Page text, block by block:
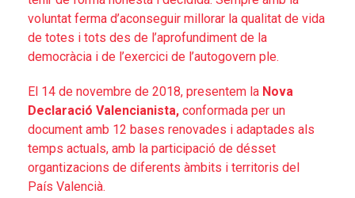
voluntat ferma d’aconseguir millorar la qualitat de vida
de totes i tots des de l’aprofundiment de la
democràcia i de l’exercici de l’autogovern ple.
El 14 de novembre de 2018, presentem la Nova
Declaració Valencianista, conformada per un
document amb 12 bases renovades i adaptades als
temps actuals, amb la participació de désset
organtizacions de diferents àmbits i territoris del
País Valencià.